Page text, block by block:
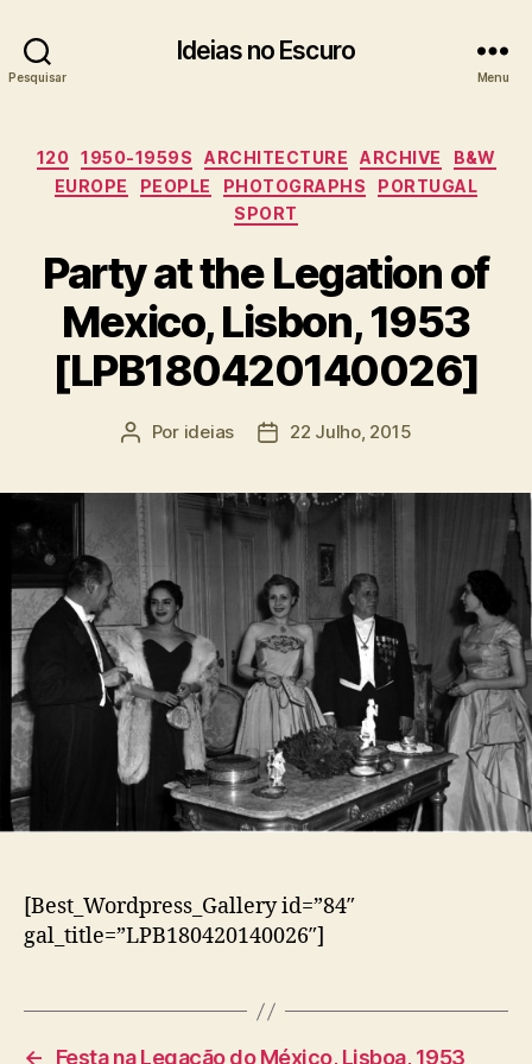
Pesquisar
Ideias no Escuro
Menu
Categorias
120 1950-1959S ARCHITECTURE ARCHIVE
B&W
EUROPE
PEOPLE PHOTOGRAPHS
PORTUGAL
SPORT
Party at the Legation of
Mexico, Lisbon, 1953
[LPB180420140026]
Autor
Por ideias
Data22 Julho, 2015
[Best_Wordpress_Gallery id=”84″
gal_title=”LPB180420140026″]
← Festa na Legação do México, Lisboa, 1953